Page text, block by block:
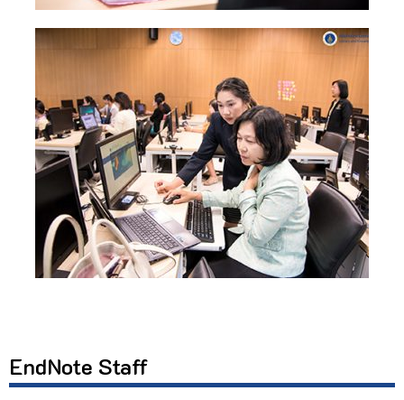
EndNote Staff